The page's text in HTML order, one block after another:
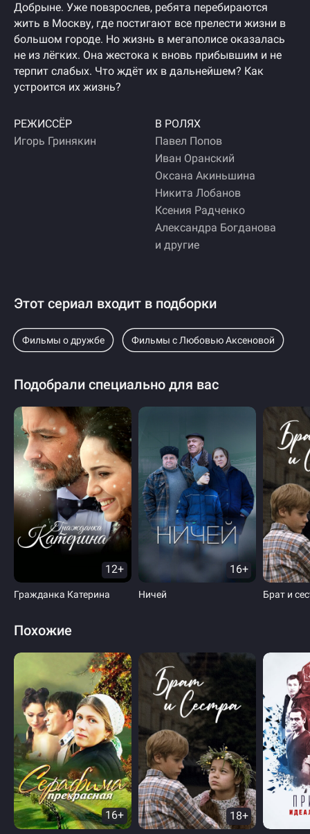
Добрыне. Уже повзрослев, ребята перебираются
жить в Москву, где постигают все прелести жизни в
большом городе. Но жизнь в мегаполисе оказалась
не из лёгких. Она жестока к вновь прибывшим и не
терпит слабых. Что ждёт их в дальнейшем? Как
устроится их жизнь?
РЕЖИССЁР
Игорь Гринякин
В РОЛЯХ
Павел Попов
Иван Оранский
Оксана Акиньшина
Никита Лобанов
Ксения Радченко
Александра Богданова
и другие
Этот сериал входит в подборки
Фильмы о дружбе Фильмы с Любовью Аксеновой
Подобрали специально для вас
12+
Гражданка Катерина
16+
Ничей Брат и
Похожие
16+ 18+